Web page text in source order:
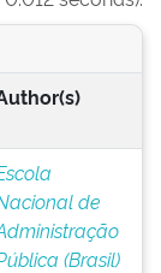
de
(Brasil)